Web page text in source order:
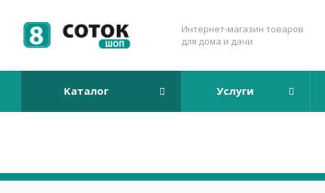
Интернет-магазин товаров
для дома и дачи
Каталог Услуги